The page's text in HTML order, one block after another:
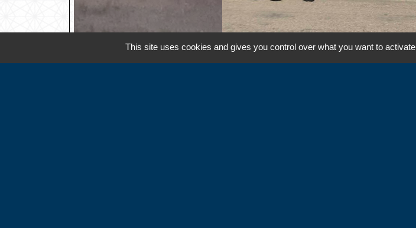
This site uses cookies and gives you control over what you want to activate